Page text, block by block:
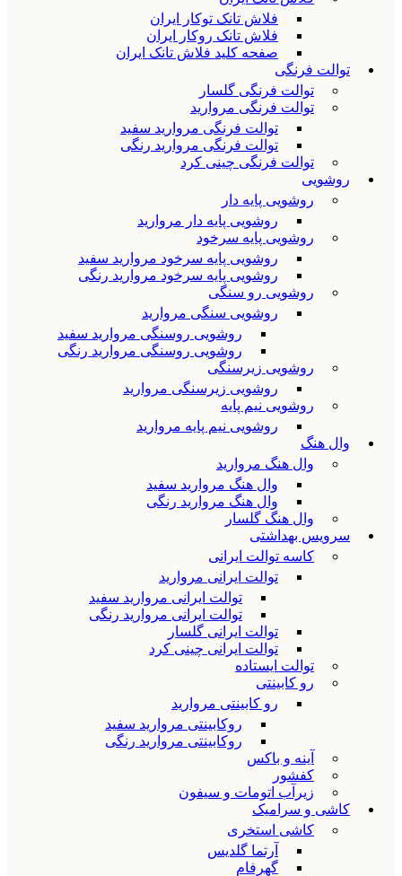
فلاش تانک توکار ایران
فلاش تانک روکار ایران
صفحه کلید فلاش تانک ایران
توالت فرنگی
توالت فرنگی گلسار
توالت فرنگی مروارید
توالت فرنگی مروارید سفید
توالت فرنگی مروارید رنگی
توالت فرنگی چینی کرد
روشویی
روشویی پایه دار
روشویی پایه دار مروارید
روشویی پایه سرخود
روشویی پایه سرخود مروارید سفید
روشویی پایه سرخود مروارید رنگی
روشویی رو سنگی
روشویی سنگی مروارید
روشویی روسنگی مروارید سفید
روشویی روسنگی مروارید رنگی
روشویی زیرسنگی
روشویی زیرسنگی مروارید
روشویی نیم پایه
روشویی نیم پایه مروارید
وال هنگ
وال هنگ مروارید
وال هنگ مروارید سفید
وال هنگ مروارید رنگی
وال هنگ گلسار
سرویس بهداشتی
کاسه توالت ایرانی
توالت ایرانی مروارید
توالت ایرانی مروارید سفید
توالت ایرانی مروارید رنگی
توالت ایرانی گلسار
توالت ایرانی چینی کرد
توالت ایستاده
رو کابینتی
رو کابینتی مروارید
روکابینتی مروارید سفید
روکابینتی مروارید رنگی
آینه و باکس
کفشور
زیرآب اتومات و سیفون
کاشی و سرامیک
کاشی استخری
آرتما گلدیس
گهرفام